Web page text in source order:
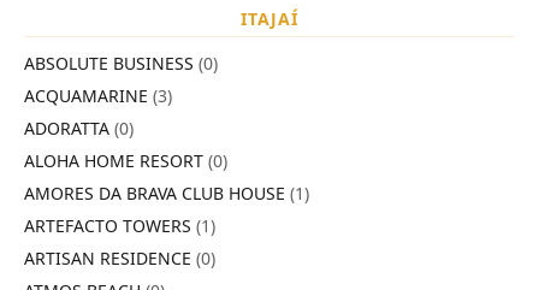
ITAJAÍ
ABSOLUTE BUSINESS (0)
ACQUAMARINE (3)
ADORATTA (0)
ALOHA HOME RESORT (0)
AMORES DA BRAVA CLUB HOUSE (1)
ARTEFACTO TOWERS (1)
ARTISAN RESIDENCE (0)